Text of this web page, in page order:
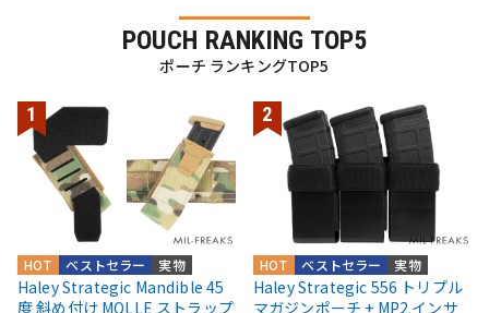
POUCH RANKING TOP5
ポーチ ランキングTOP5
実物
ベストセラー
HOT
Haley Strategic Mandible 45
度 斜め付け MOLLE ストラップ
実物
ベストセラー
HOT
Haley Strategic 556 トリプル
マガジンポーチ + MP2 インサ